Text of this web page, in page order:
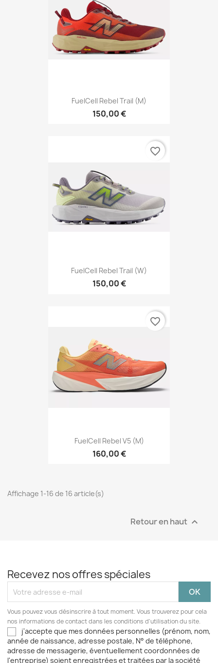
FuelCell Rebel Trail (M)
150,00 €
FuelCell Rebel Trail (W)
150,00 €
favorite_border
FuelCell Rebel V5 (M)
160,00 €
favorite_border
Affichage 1-16 de 16 article(s)
Retour en haut 
Recevez nos offres spéciales
Vous pouvez vous désinscrire à tout moment. Vous trouverez pour cela
nos informations de contact dans les conditions d'utilisation du site.
j'accepte que mes données personnelles (prénom, nom,
année de naissance, adresse postale, N° de téléphone,
adresse de messagerie, éventuellement coordonnées de
l'entreprise) soient enregistrées et traitées par la société